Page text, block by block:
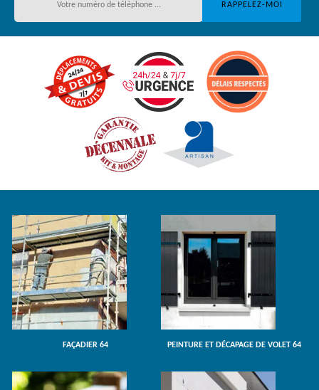
FAÇADIER 64 PEINTURE ET DÉCAPAGE DE VOLET 64